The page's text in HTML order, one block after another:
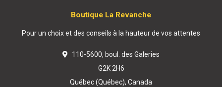
Boutique La Revanche
Pour un choix et des conseils à la hauteur de vos attentes
110-5600, boul. des Galeries
G2K 2H6
Québec (Québec), Canada